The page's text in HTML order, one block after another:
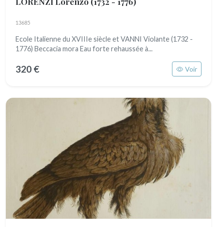
13685
Ecole Italienne du XVIIIe siècle et VANNI Violante (1732 -
1776) Beccacia mora Eau forte rehaussée à...
320 € Voir